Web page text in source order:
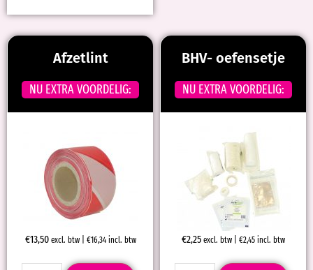
Afzetlint
NU EXTRA VOORDELIG:
€13,50 excl. btw | €16,34incl. btw
BHV- oefensetje
NU EXTRA VOORDELIG:
€2,25 excl. btw | €2,45 incl. btw